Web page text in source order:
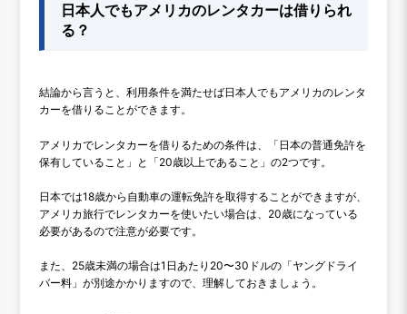
日本人でもアメリカのレンタカーは借りられ
る？
結論から言うと、利用条件を満たせば日本人でもアメリカのレンタ
カーを借りることができます。
アメリカでレンタカーを借りるための条件は、「日本の普通免許を
保有していること」と「20歳以上であること」の2つです。
日本では18歳から自動車の運転免許を取得することができますが、
アメリカ旅行でレンタカーを使いたい場合は、20歳になっている
必要があるので注意が必要です。
また、25歳未満の場合は1日あたり20〜30ドルの「ヤングドライ
バー料」が別途かかりますので、理解しておきましょう。